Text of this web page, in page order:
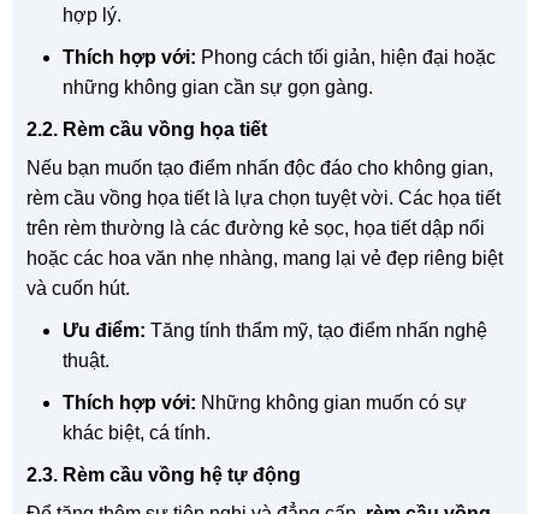
hợp lý.
Thích hợp với: Phong cách tối giản, hiện đại hoặc
những không gian cần sự gọn gàng.
2.2. Rèm cầu vồng họa tiết
Nếu bạn muốn tạo điểm nhấn độc đáo cho không gian,
rèm cầu vồng họa tiết là lựa chọn tuyệt vời. Các họa tiết
trên rèm thường là các đường kẻ sọc, họa tiết dập nổi
hoặc các hoa văn nhẹ nhàng, mang lại vẻ đẹp riêng biệt
và cuốn hút.
Ưu điểm: Tăng tính thẩm mỹ, tạo điểm nhấn nghệ
thuật.
Thích hợp với: Những không gian muốn có sự
khác biệt, cá tính.
2.3. Rèm cầu vồng hệ tự động